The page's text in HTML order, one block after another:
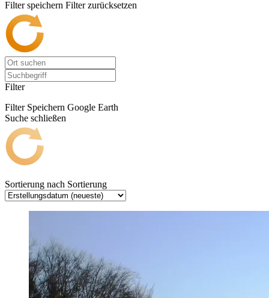
Filter speichern Filter zurücksetzen
Filter
Filter Speichern Google Earth
Suche schließen
Sortierung nach Sortierung